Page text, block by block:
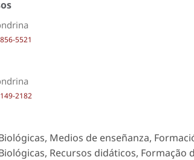
5521
2182
Medios de enseñanza,
Recursos didáticos, Formação